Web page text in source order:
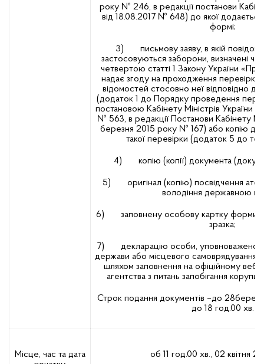
року № 246, в редакції постанови
від 18.08.2017 № 648) до якої
формі;
3) письмову заяву, в якій
застосовуються заборони, визначені
четвертою статті 1 Закону України
надає згоду на проходження
відомостей стосовно неї відповідно
(додаток 1 до Порядку проведення
постановою Кабінету Міністрів України
№ 563, в редакції Постанови Кабінету
березня 2015 року № 167) або копію
такої перевірки (додаток 5 до
4) копію (копії) документа
5) оригінал (копію) посвідчення
володіння державною
6) заповнену особову картку форми
зразка;
7) декларацію особи, уповноваженої
держави або місцевого самоврядування,
шляхом заповнення на офіційному веб-
агентства з питань запобігання
Строк подання документів –до
до 18 год.00 хв.
Місце, час та дата
об 11 год.00 хв., 02 квітня